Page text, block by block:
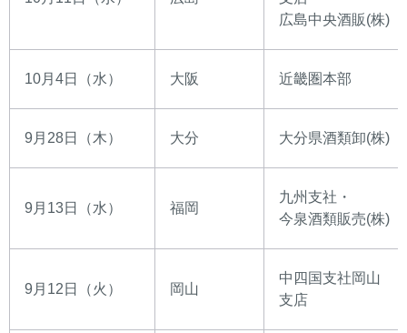
広島中央酒販(株)
10月4日（水） 大阪 近畿圏本部
9月28日（木） 大分 大分県酒類卸(株)
9月13日（水） 福岡
九州支社・
今泉酒類販売(株)
9月12日（火） 岡山
中四国支社岡山
支店